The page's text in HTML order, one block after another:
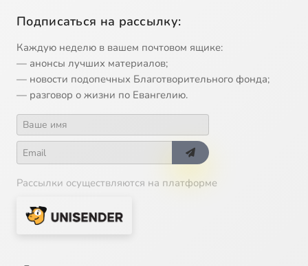
Подписаться на рассылку:
Каждую неделю в вашем почтовом ящике:
— анонсы лучших материалов;
— новости подопечных Благотворительного фонда;
— разговор о жизни по Евангелию.
Рассылки осуществляются на платформе